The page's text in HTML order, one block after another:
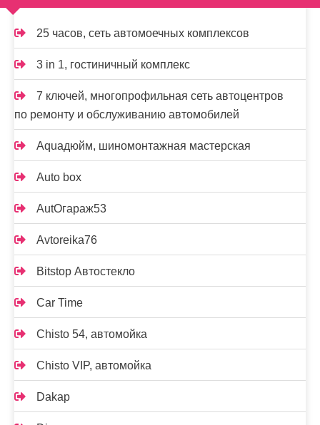
25 часов, сеть автомоечных комплексов
3 in 1, гостиничный комплекс
7 ключей, многопрофильная сеть автоцентров
по ремонту и обслуживанию автомобилей
Aquaдюйм, шиномонтажная мастерская
Auto box
AutOгараж53
Avtoreika76
Bitstop Автостекло
Car Time
Chisto 54, автомойка
Chisto VIP, автомойка
Dakap